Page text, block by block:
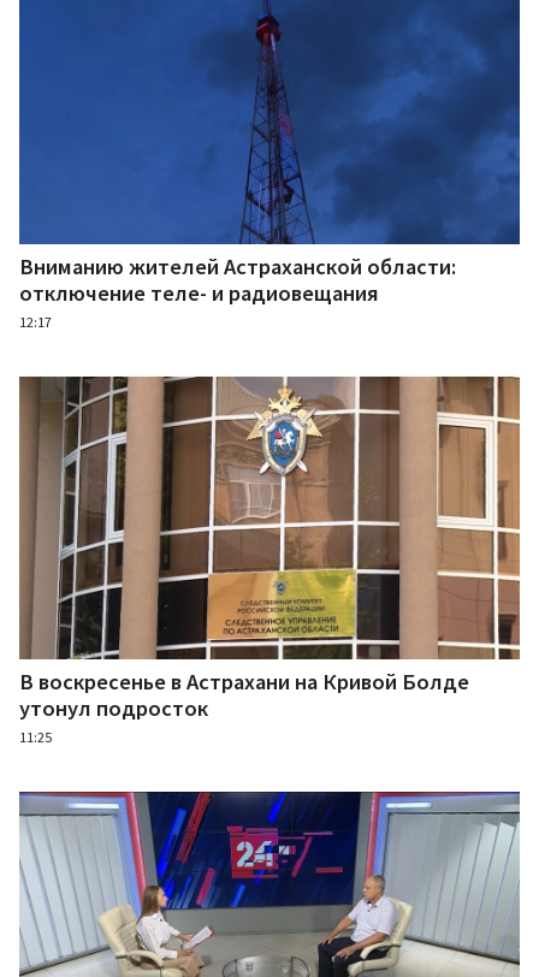
Вниманию жителей Астраханской области:
отключение теле- и радиовещания
12:17
В воскресенье в Астрахани на Кривой Болде
утонул подросток
11:25